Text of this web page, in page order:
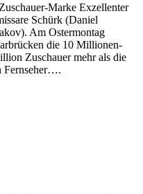
Marke Exzellenter
Schürk (Daniel
Am Ostermontag
die 10 Millionen-
Zuschauer mehr als die
Fernseher….